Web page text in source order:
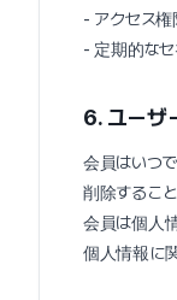
- アクセス
- 定期的な
6. ユーザ
会員はいつ
削除すること
会員は個人
個人情報に